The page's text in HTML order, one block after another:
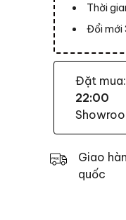
Thời
Đổi mới
Đặt mua:
22:00
Giao
quốc